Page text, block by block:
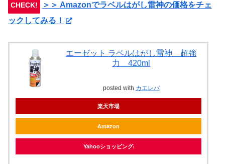
CHECK!
＞＞ Amazonでラベルはがし雷神の価格をチェ
ックしてみる！
エーゼット ラベルはがし雷神 超強
力 420ml
posted with カエレバ
楽天市場
Amazon
Yahooショッピング